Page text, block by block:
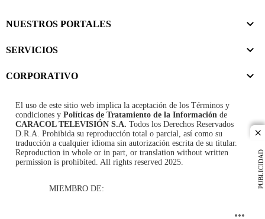
PUBLICIDAD
NUESTROS PORTALES
SERVICIOS
CORPORATIVO
El uso de este sitio web implica la aceptación de los Términos y
condiciones y Políticas de Tratamiento de la Información de
CARACOL TELEVISIÓN S.A. Todos los Derechos Reservados
D.R.A. Prohibida su reproducción total o parcial, así como su
traducción a cualquier idioma sin autorización escrita de su titular.
Reproduction in whole or in part, or translation without written
permission is prohibited. All rights reserved 2025.
MIEMBRO DE: